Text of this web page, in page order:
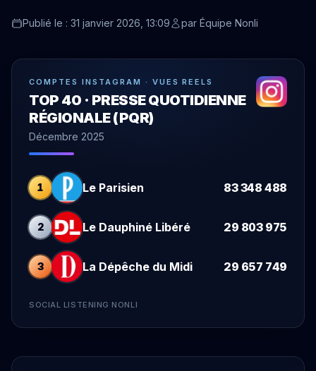
Publié le : 31 janvier 2026, 13:09 par Équipe Nonli
COMPTES INSTAGRAM · VUES REELS
TOP 40 · PRESSE QUOTIDIENNE
RÉGIONALE (PQR)
Décembre 2025
1 Le Parisien 83 348 488
2 Le Dauphiné Libéré 29 803 975
3 La Dépêche du Midi 29 657 749
SOCIAL LISTENING NONLI